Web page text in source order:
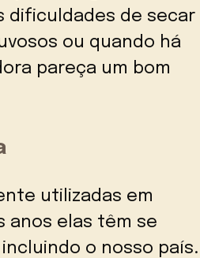
dificuldades de secar
ou quando há
pareça um bom
utilizadas em
anos elas têm se
o nosso país.